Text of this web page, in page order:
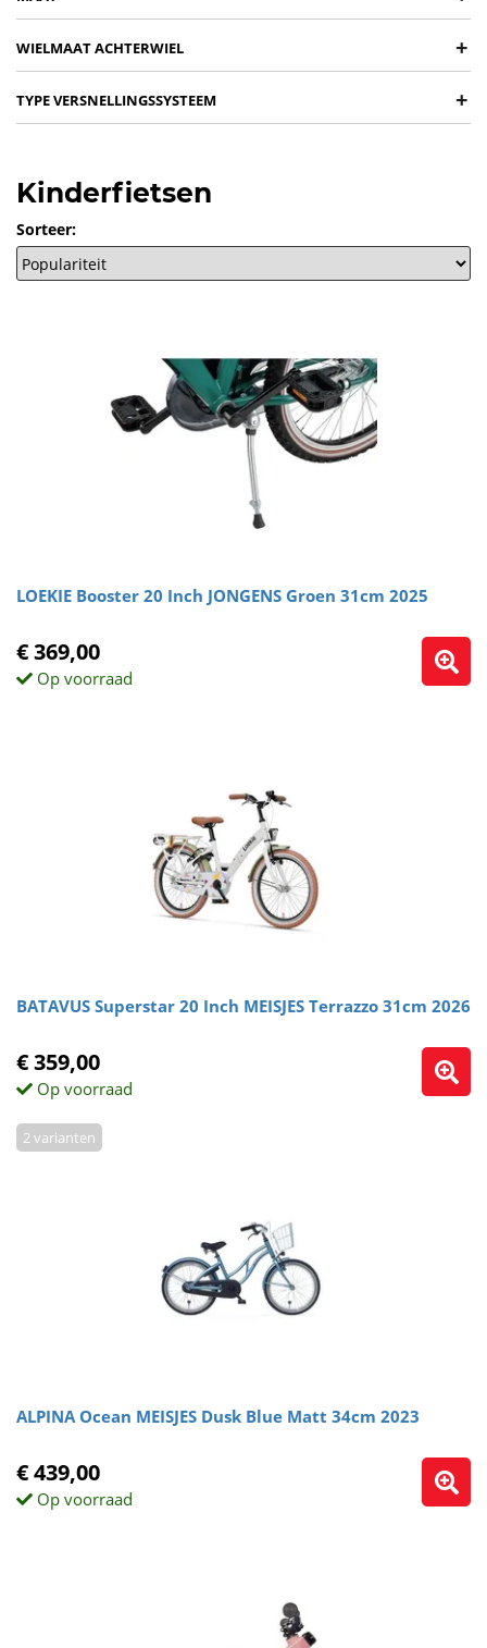
WIELMAAT ACHTERWIEL +
TYPE VERSNELLINGSSYSTEEM +
Kinderfietsen
Sorteer:
LOEKIE Booster 20 Inch JONGENS Groen 31cm 2025
€ 369,00
Op voorraad
BATAVUS Superstar 20 Inch MEISJES Terrazzo 31cm 2026
€ 359,00
Op voorraad
ALPINA Ocean MEISJES Dusk Blue Matt 34cm 2023
2 varianten
€ 439,00
Op voorraad